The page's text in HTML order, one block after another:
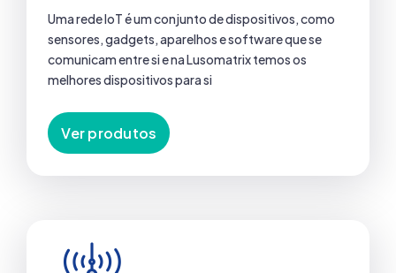
Uma rede IoT é um conjunto de dispositivos, como
sensores, gadgets, aparelhos e software que se
comunicam entre si e na Lusomatrix temos os
melhores dispositivos para si
Ver produtos